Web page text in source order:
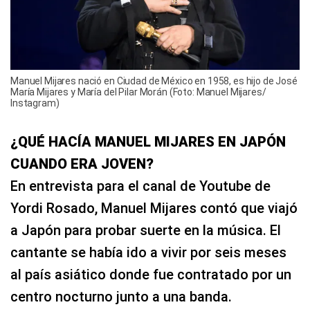
Manuel Mijares nació en Ciudad de México en 1958, es hijo de José
María Mijares y María del Pilar Morán (Foto: Manuel Mijares/
Instagram)
¿QUÉ HACÍA MANUEL MIJARES EN JAPÓN
CUANDO ERA JOVEN?
En entrevista para el canal de Youtube de
Yordi Rosado, Manuel Mijares contó que viajó
a Japón para probar suerte en la música. El
cantante se había ido a vivir por seis meses
al país asiático donde fue contratado por un
centro nocturno junto a una banda.